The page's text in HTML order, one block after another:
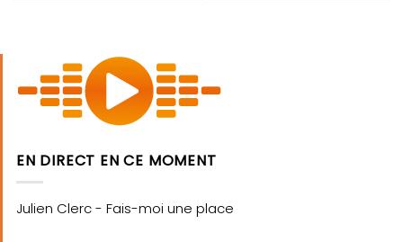
EN DIRECT EN CE MOMENT